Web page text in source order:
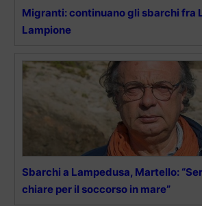
Migranti: continuano gli sbarchi fra
Lampione
Sbarchi a Lampedusa, Martello:
chiare per il soccorso in mare”